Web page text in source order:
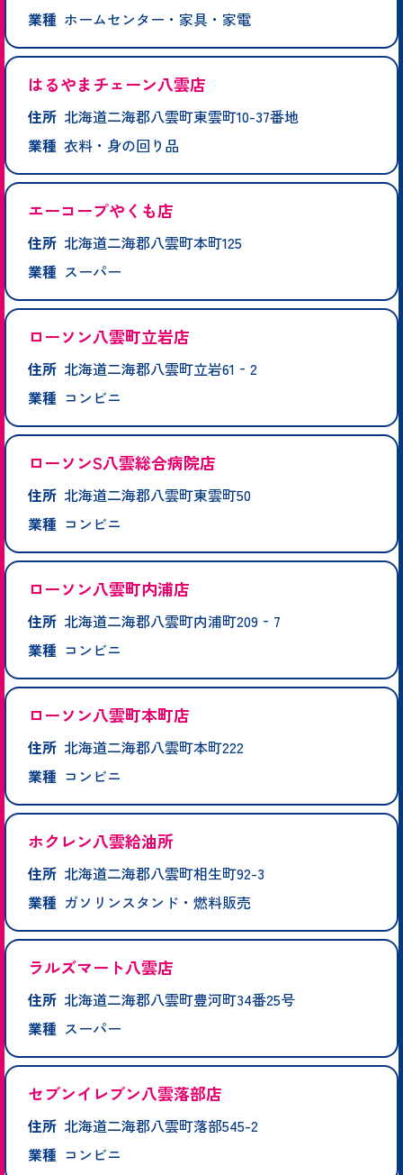
業種 ホームセンター・家具・家電
はるやまチェーン八雲店
住所 北海道二海郡八雲町東雲町10-37番地
業種 衣料・身の回り品
エーコープやくも店
住所 北海道二海郡八雲町本町125
業種 スーパー
ローソン八雲町立岩店
住所 北海道二海郡八雲町立岩61‐2
業種 コンビニ
ローソンS八雲総合病院店
住所 北海道二海郡八雲町東雲町50
業種 コンビニ
ローソン八雲町内浦店
住所 北海道二海郡八雲町内浦町209‐7
業種 コンビニ
ローソン八雲町本町店
住所 北海道二海郡八雲町本町222
業種 コンビニ
ホクレン八雲給油所
住所 北海道二海郡八雲町相生町92-3
業種 ガソリンスタンド・燃料販売
ラルズマート八雲店
住所 北海道二海郡八雲町豊河町34番25号
業種 スーパー
セブンイレブン八雲落部店
住所 北海道二海郡八雲町落部545-2
業種 コンビニ